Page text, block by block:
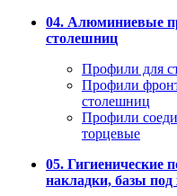
04. Алюминиевые
столешниц
Профили для
Профили
столешниц
Профили
торцевые
05. Гигиенические
накладки, базы под